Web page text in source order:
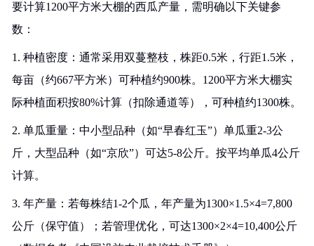
要计算1200平方米大棚的西瓜产量，需明确以下关键参
数：
1. 种植密度：通常采用双蔓整枝，株距0.5米，行距1.5米，
每亩（约667平方米）可种植约900株。1200平方米大棚实
际种植面积按80%计算（扣除通道等），可种植约1300株。
2. 单瓜重量：中小型品种（如“早春红玉”）单瓜重2-3公
斤，大型品种（如“京欣”）可达5-8公斤。按平均单瓜4公斤
计算。
3. 年产量：若每株结1-2个瓜，年产量为1300×1.5×4=7,800
公斤（保守值）；若管理优化，可达1300×2×4=10,400公斤